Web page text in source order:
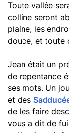
Toute vallée
colline seront
plaine, les
douce, et toute
Jean était un
de repentance
ses mots. Un
et des
de les faire
vous a dit de